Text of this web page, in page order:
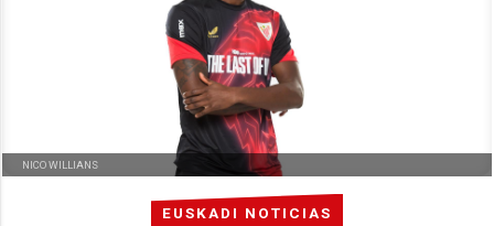
EUSKADI NOTICIAS
NICO WILLIANS